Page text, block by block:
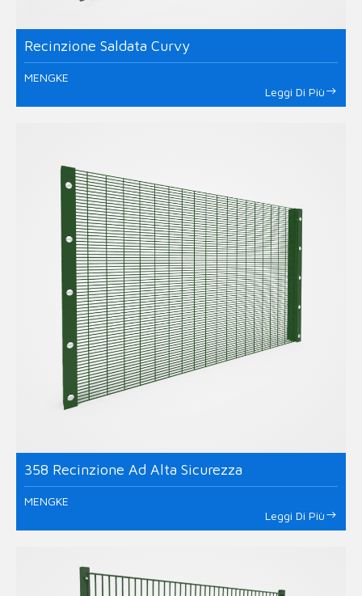
Recinzione Saldata Curvy
MENGKE
Leggi Di Più
358 Recinzione Ad Alta Sicurezza
MENGKE
Leggi Di Più